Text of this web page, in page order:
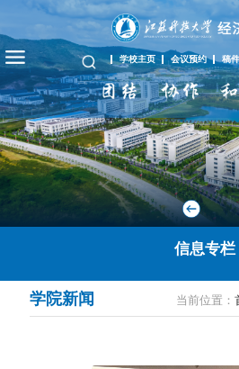
学校主页 会议预约 稿
信息专栏
当前位置：
学院新闻